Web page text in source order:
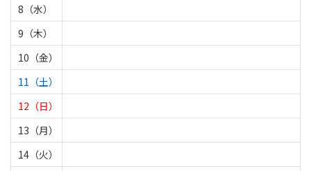
8（水）
9（木）
10（金）
11（土）
12（日）
13（月）
14（火）